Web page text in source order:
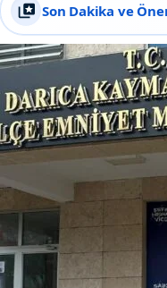
Son Dakika ve